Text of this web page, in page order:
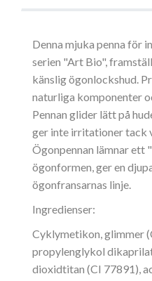
Denna mjuka penna för
serien "Art Bio",
känslig ögonlockshud.
naturliga komponenter
Pennan glider lätt på
ger inte irritationer tack
Ögonpennan lämnar ett
ögonformen, ger en
ögonfransarnas linje.
Ingredienser:
Cyklymetikon, glimmer
propylenglykol
dioxidtitan (CI 77891),